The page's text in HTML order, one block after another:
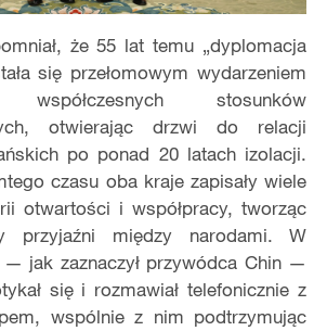
że 55 lat temu „dyplomacja
się przełomowym wydarzeniem
stosunków
otwierając drzwi do relacji
po ponad 20 latach izolacji.
czasu oba kraje zapisały wiele
otwartości i współpracy, tworząc
przyjaźni między narodami. W
— jak zaznaczył przywódca Chin —
się i rozmawiał telefonicznie z
wspólnie z nim podtrzymując